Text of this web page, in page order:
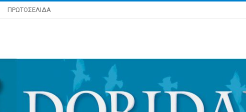
ΠΡΩΤΟΣΕΛΙΔΑ